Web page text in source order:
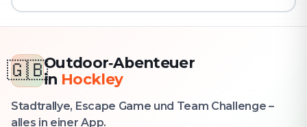
🇬🇧Outdoor‑Abenteuer
in Hockley
Stadtrallye, Escape Game und Team Challenge –
alles in einer App.